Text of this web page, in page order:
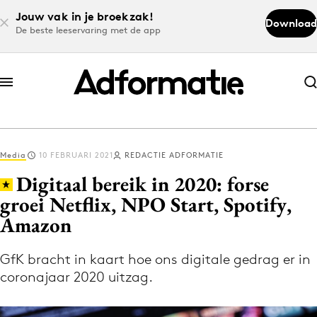
Jouw vak in je broekzak!
De beste leeservaring met de app
Download
Abonneer nu
Abonneer nu
Log in
Volg het laatste nieuws via de Adformatie
Nieuws app
Media 10 FEBRUARI 2021 REDACTIE ADFORMATIE
Digitaal bereik in 2020: forse
groei Netflix, NPO Start, Spotify,
Amazon
GfK bracht in kaart hoe ons digitale gedrag er in
coronajaar 2020 uitzag.